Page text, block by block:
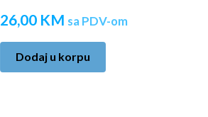
26,00 KM sa PDV-om
Dodaj u korpu